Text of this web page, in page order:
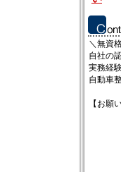
＼無資
自社の
実務経
自動車
【お願